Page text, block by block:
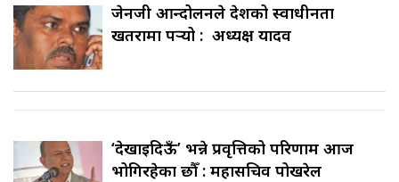
जेनजी आन्दोलनले देशको स्वाधीनता
खतरामा पर्‍यो : अध्यक्ष यादव
‘देखाइदिऊँ’ भन्ने प्रवृत्तिको परिणाम आज
भोगिरहेका छौँ : महासचिव पोखरेल